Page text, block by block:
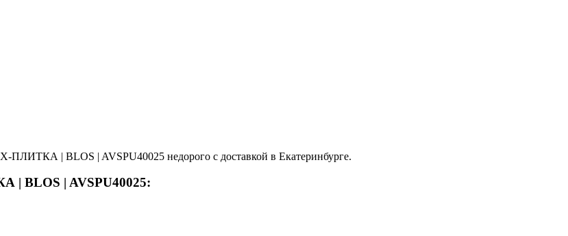
| BLOS | AVSPU40025 недорого с доставкой в Екатеринбурге.
| BLOS | AVSPU40025: